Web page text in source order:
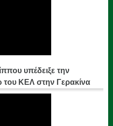
υπέδειξε την
ΚΕΛ στην Γερακίνα